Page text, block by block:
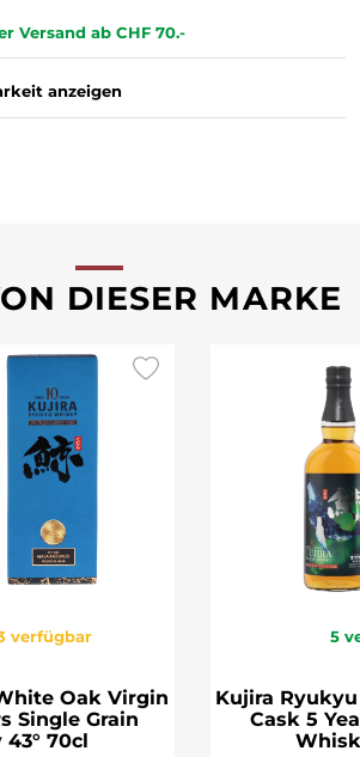
Versand ab CHF 70.-
anzeigen
DIESER MARKE
verfügbar
Oak Virgin
Single Grain
70cl
5
Kujira
Cask 5